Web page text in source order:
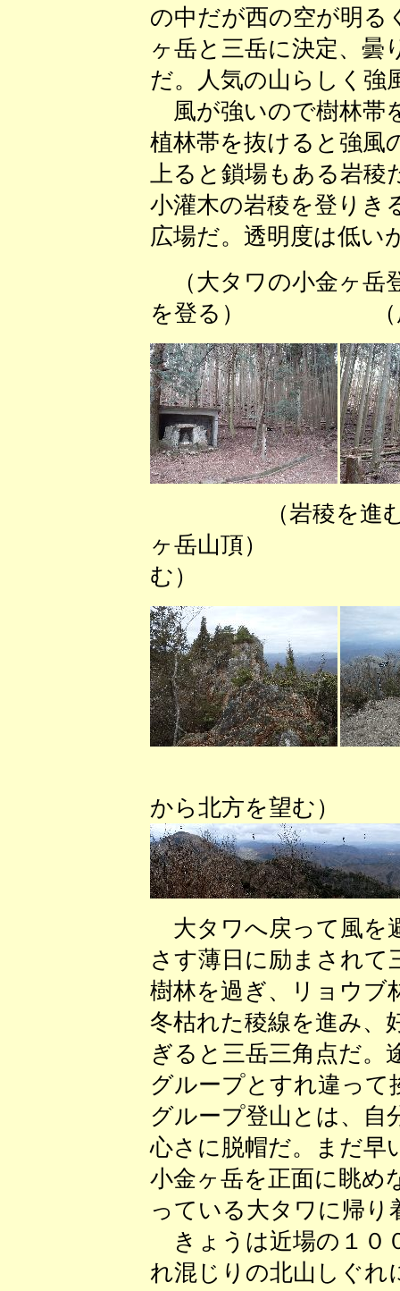
の中だが西の空が明る
ヶ岳と三岳に決定、曇
だ。人気の山らしく強
風が強いので樹林帯
植林帯を抜けると強風
上ると鎖場もある岩稜
小灌木の岩稜を登りき
広場だ。透明度は低い
（大タワの小金
を登る） （尾根
（岩稜を
ヶ岳山頂） （
む）
から北方を望む）
大タワへ戻って風を
さす薄日に励まされて
樹林を過ぎ、リョウブ
冬枯れた稜線を進み、
ぎると三岳三角点だ。
グループとすれ違って
グループ登山とは、自
心さに脱帽だ。まだ早
小金ヶ岳を正面に眺め
っている大タワに帰り
きょうは近場の１０
れ混じりの北山しぐれ